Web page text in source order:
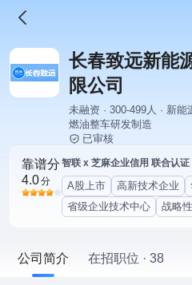
长春致远新能
限公司
未融资 · 300-499人 · 新
燃油整车研发制造
已审核
靠谱分
4.0分
智联 x 芝麻企业信用 联合认证
A股上市 高新技术企业
省级企业技术中心
战略
公司简介 在招职位 · 38